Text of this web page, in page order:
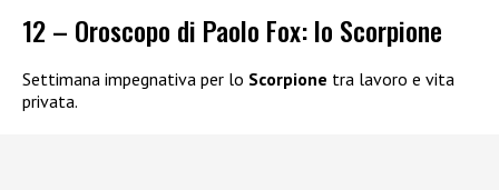
12 – Oroscopo di Paolo Fox: lo Scorpione
Settimana impegnativa per lo Scorpione tra lavoro e vita
privata.